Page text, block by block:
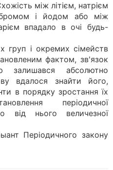
між літієм, натрієм
і йодом або між
впадало в очі будь-
груп і окремих сімейств
фактом, зв'язок
абсолютно
вдалося знайти його,
в порядку зростання їх
періодичної
від нього величезної
Періодичного закону